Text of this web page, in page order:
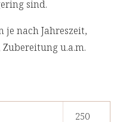
sind.
je nach Jahreszeit,
u.a.m.
250